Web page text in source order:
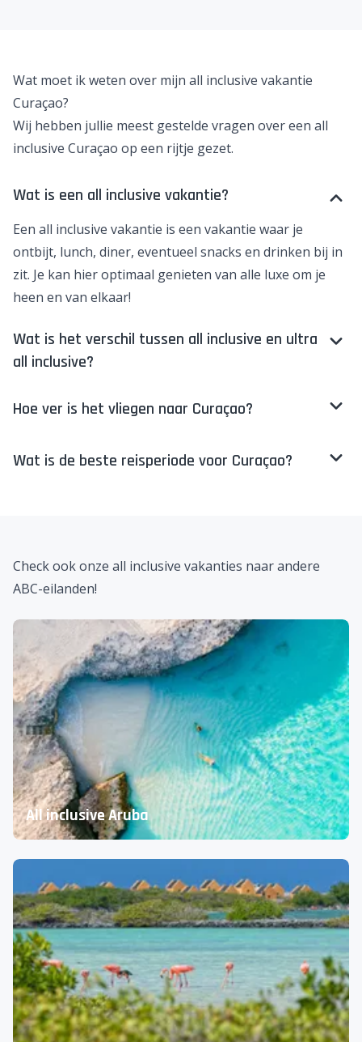
Wat moet ik weten over mijn all inclusive vakantie
Curaçao?
Wij hebben jullie meest gestelde vragen over een all
inclusive Curaçao op een rijtje gezet.
Wat is een all inclusive vakantie?
Een all inclusive vakantie is een vakantie waar je
ontbijt, lunch, diner, eventueel snacks en drinken bij in
zit. Je kan hier optimaal genieten van alle luxe om je
heen en van elkaar!
Wat is het verschil tussen all inclusive en ultra
all inclusive?
Hoe ver is het vliegen naar Curaçao?
Wat is de beste reisperiode voor Curaçao?
Check ook onze all inclusive vakanties naar andere
ABC-eilanden!
All inclusive Aruba